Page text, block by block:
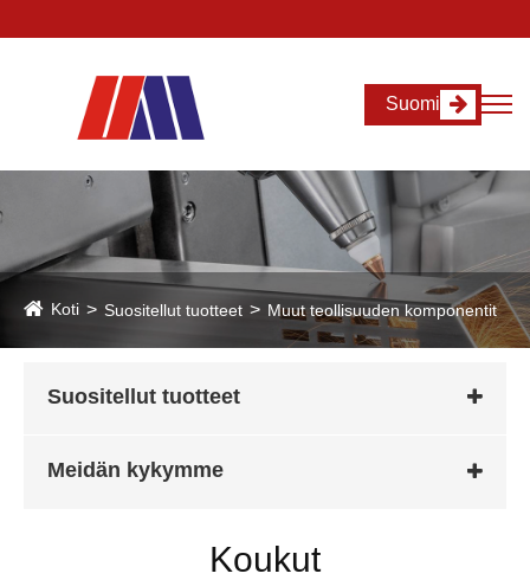
Suomi
Koti Suositellut tuotteet Muut teollisuuden komponentit
Suositellut tuotteet
Meidän kykymme
Koukut